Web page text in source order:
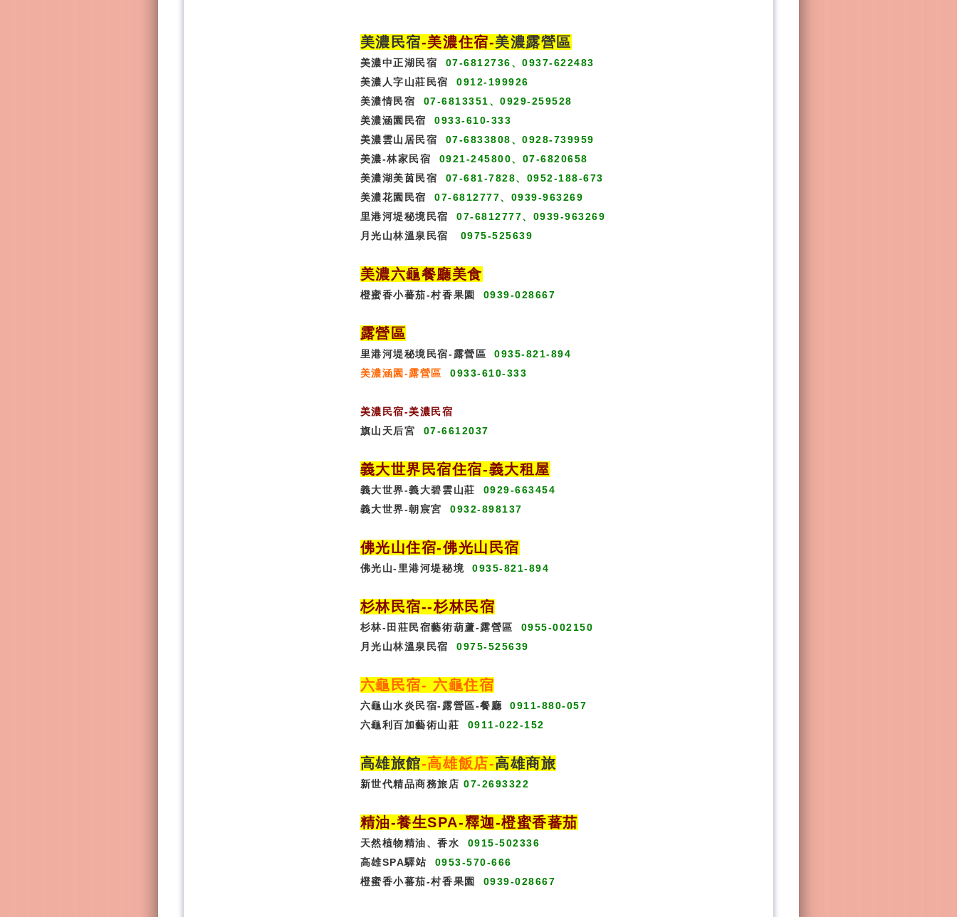
美濃民宿-美濃住宿-美濃露營區
美濃中正湖民宿
07-6812736、0937-622483
美濃人字山莊民宿
0912-199926
美濃情民宿
07-6813351、0929-259528
美濃涵園民宿
0933-610-333
美濃雲山居民宿
07-6833808、0928-739959
美濃-林家民宿
0921-245800、07-6820658
美濃湖美茵民宿
07-681-7828、0952-188-673
美濃花園民宿
07-6812777、0939-963269
里港河堤秘境民宿
07-6812777、0939-963269
月光山林溫泉民宿
0975-525639
美濃六龜餐廳美食
橙蜜香小蕃茄-村香果園 0939-028667
露營區
里港河堤秘境民宿-露營區
0935-821-894
美濃涵園-露營區
0933-610-333
美濃民宿-美濃民宿
旗山天后宮
07-6612037
義大世界民宿住宿-義大租屋
義大世界-義大碧雲山莊
0929-663454
義大世界-朝宸宮
0932-898137
佛光山住宿-佛光山民宿
佛光山-里港河堤秘境 0935-821-894
杉林民宿--杉林民宿
杉林-田莊民宿藝術葫蘆-露營區
0955-002150
月光山林溫泉民宿
0975-525639
六龜民宿- 六龜住宿
六龜山水炎民宿-露營區-餐廳
0911-880-057
六龜利百加藝術山莊
0911-022-152
高雄旅館-高雄飯店-高雄商旅
新世代精品商務旅店 07-2693322
精油-養生SPA-釋迦-橙蜜香蕃茄
天然植物精油、香水
0915-502336
高雄SPA驛站
0953-570-666
橙蜜香小蕃茄-村香果園
0939-028667